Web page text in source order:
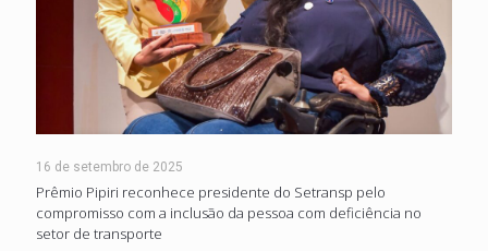
16 de setembro de 2025
Prêmio Pipiri reconhece presidente do Setransp pelo
compromisso com a inclusão da pessoa com deficiência no
setor de transporte